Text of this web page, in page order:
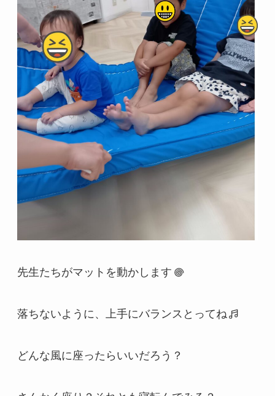
先生たちがマットを動かします
落ちないように、上手にバランスとってね
どんな風に座ったらいいだろう？